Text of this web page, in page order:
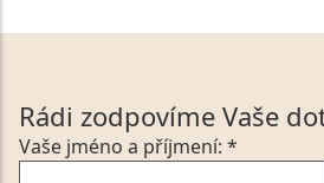
Rádi zodpovíme Vaše
Vaše jméno a příjmení: *